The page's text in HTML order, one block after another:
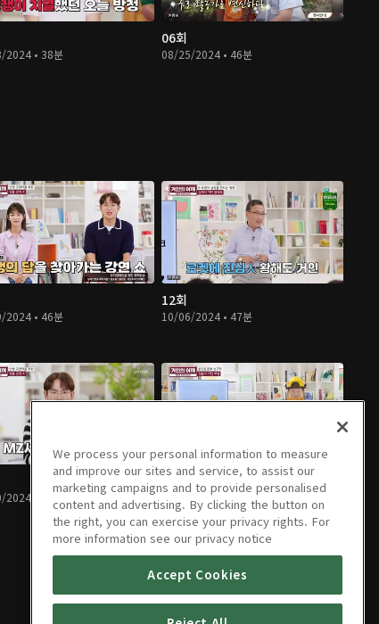
2024 • 38분
06회
08/25/2024 • 46분
2024 • 46분
12회
10/06/2024 • 47분
2024 • 48분
18회
11/17/2024 • 47분
We process your personal information to measure
and improve our sites and service, to assist our
marketing campaigns and to provide personalised
content and advertising. By clicking the button on
the right, you can exercise your privacy rights. For
more information see our privacy notice
Accept Cookies